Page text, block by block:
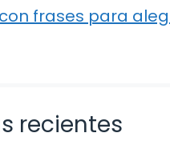
frases para
recientes